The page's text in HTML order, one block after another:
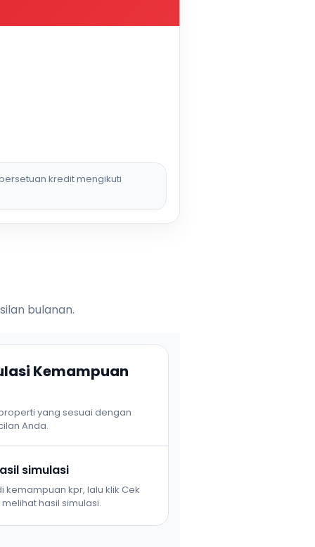
kredit mengikuti
bulanan.
Kemampuan
yang sesuai dengan
Anda.
simulasi
kemampuan kpr, lalu klik Cek
hasil simulasi.